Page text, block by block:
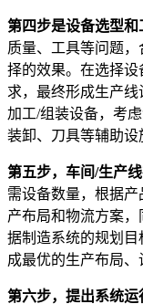
第四步是设备选型和
质量、工具等问题
择的效果。在选择
求，最终形成生产
加工/组装设备，考
装卸、刀具等辅助设
第五步，车间/生产
需设备数量，根据
产布局和物流方案
据制造系统的规划
成最优的生产布局、
第六步，提出系统运